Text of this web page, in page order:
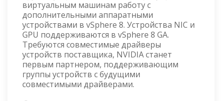
виртуальным машинам работу с
дополнительными аппаратными
устройствами в vSphere 8. Устройства NIC и
GPU поддерживаются в vSphere 8 GA.
Требуются совместимые драйверы
устройств поставщика, NVIDIA станет
первым партнером, поддерживающим
группы устройств с будущими
совместимыми драйверами.